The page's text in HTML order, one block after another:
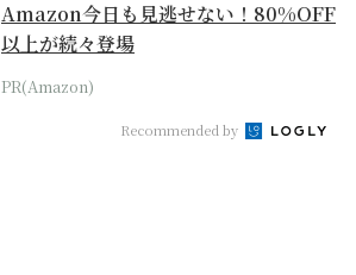
Amazon今日も見逃せない！80%OFF
以上が続々登場
PR(Amazon)
Recommended by